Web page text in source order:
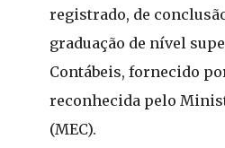
registrado, de
graduação de nível
Contábeis, fornecido
reconhecida pelo
(MEC).